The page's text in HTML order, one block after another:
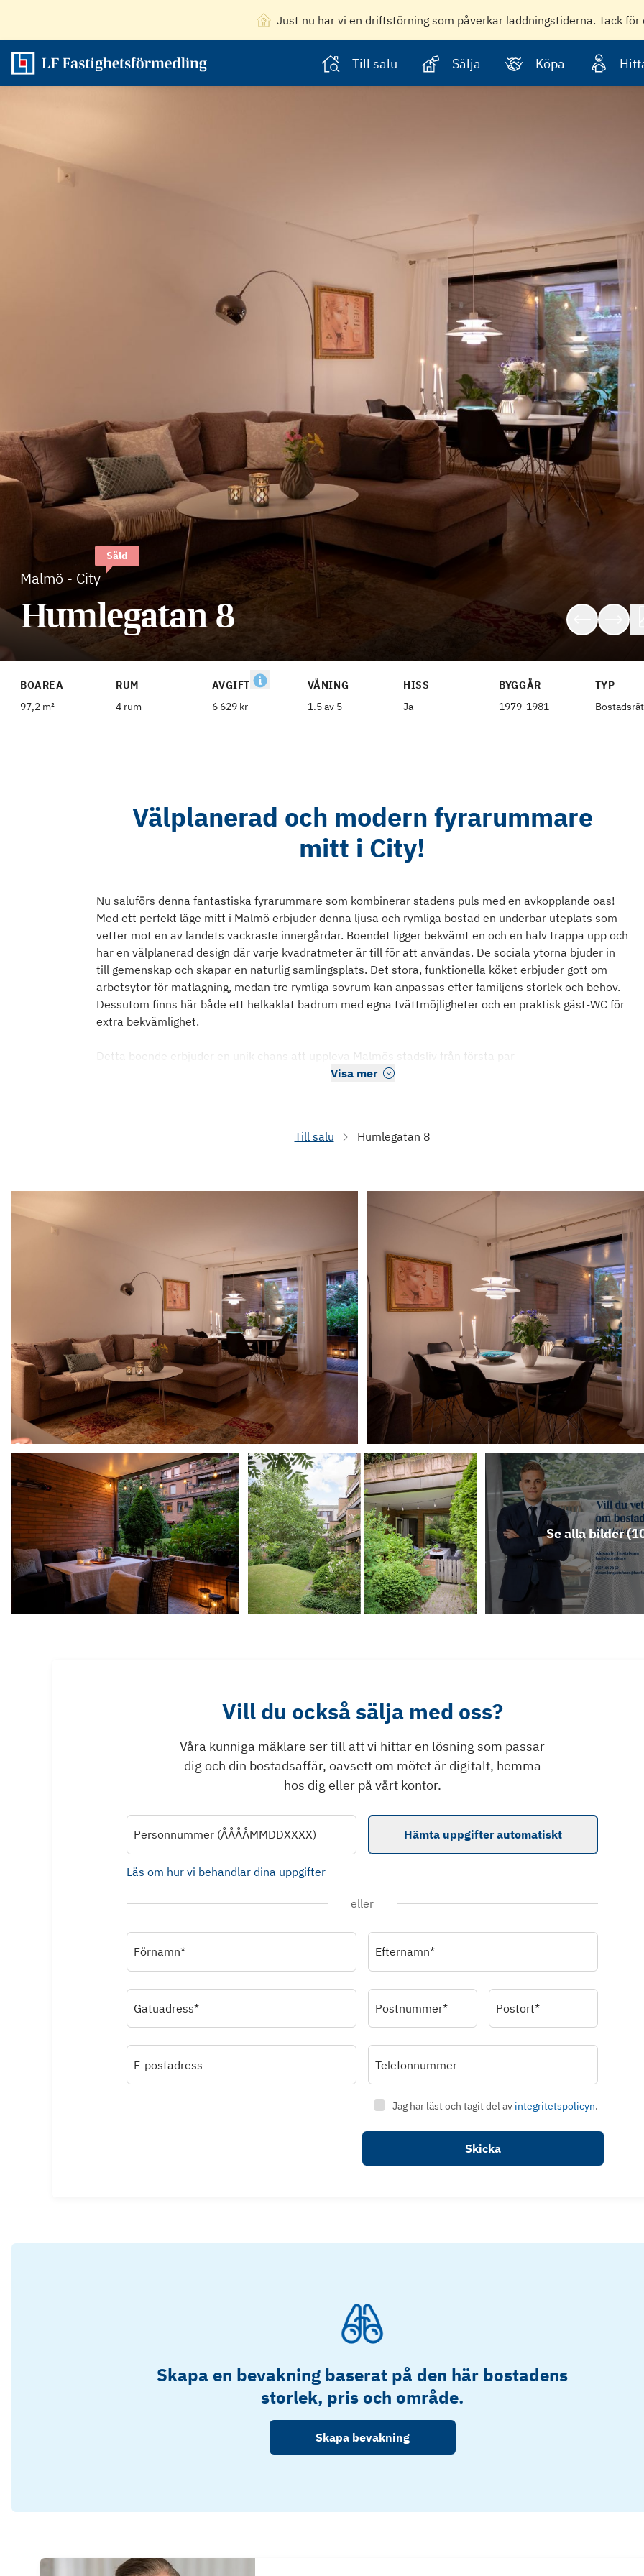
Just nu har vi en driftstörning som påverkar laddningstiderna. Tack
Till salu Sälja Köpa
Malmö - City
Såld
Humlegatan 8
BOAREA
97,2 m²
RUM
4 rum
AVGIFT
6 629 kr
VÅNING
1.5 av 5
HISS
Ja
BYGGÅR
1979-1981
TYP
Välplanerad och modern fyrarummare
mitt i City!
Nu saluförs denna fantastiska fyrarummare som kombinerar stadens puls med en avkopplande oas!
Med ett perfekt läge mitt i Malmö erbjuder denna ljusa och rymliga bostad en underbar uteplats som
vetter mot en av landets vackraste innergårdar. Boendet ligger bekvämt en och en halv trappa upp och
har en välplanerad design där varje kvadratmeter är till för att användas. De sociala ytorna bjuder in
till gemenskap och skapar en naturlig samlingsplats. Det stora, funktionella köket erbjuder gott om
arbetsytor för matlagning, medan tre rymliga sovrum kan anpassas efter familjens storlek och behov.
Dessutom finns här både ett helkaklat badrum med egna tvättmöjligheter och en praktisk gäst-WC för
extra bekvämlighet.
Detta boende erbjuder en unik chans att uppleva Malmös stadsliv från första par
Visa mer
Till salu Humlegatan 8
Se alla bilder (
Vill du också sälja med oss?
Våra kunniga mäklare ser till att vi hittar en lösning som passar
dig och din bostadsaffär, oavsett om mötet är digitalt, hemma
hos dig eller på vårt kontor.
Personnummer (ÅÅÅÅMMDDXXXX) Hämta uppgifter automatiskt
Läs om hur vi behandlar dina uppgifter
eller
Förnamn* Efternamn*
Gatuadress* Postnummer* Postort*
E-postadress Telefonnummer
Jag har läst och tagit del av integritetspolicyn.
Skicka
Skapa en bevakning baserat på den här bostadens
storlek, pris och område.
Skapa bevakning